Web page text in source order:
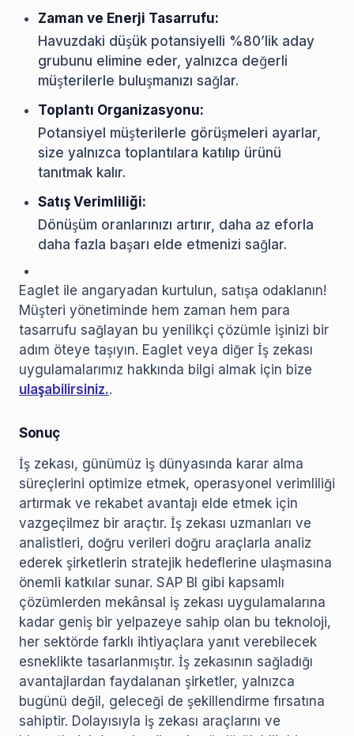
Zaman ve Enerji Tasarrufu:
Havuzdaki düşük potansiyelli %80’lik aday
grubunu elimine eder, yalnızca değerli
müşterilerle buluşmanızı sağlar.
Toplantı Organizasyonu:
Potansiyel müşterilerle görüşmeleri ayarlar,
size yalnızca toplantılara katılıp ürünü
tanıtmak kalır.
Satış Verimliliği:
Dönüşüm oranlarınızı artırır, daha az eforla
daha fazla başarı elde etmenizi sağlar.
Eaglet ile angaryadan kurtulun, satışa odaklanın!
Müşteri yönetiminde hem zaman hem para
tasarrufu sağlayan bu yenilikçi çözümle işinizi bir
adım öteye taşıyın. Eaglet veya diğer İş zekası
uygulamalarımız hakkında bilgi almak için bize
ulaşabilirsiniz..
Sonuç
İş zekası, günümüz iş dünyasında karar alma
süreçlerini optimize etmek, operasyonel verimliliği
artırmak ve rekabet avantajı elde etmek için
vazgeçilmez bir araçtır. İş zekası uzmanları ve
analistleri, doğru verileri doğru araçlarla analiz
ederek şirketlerin stratejik hedeflerine ulaşmasına
önemli katkılar sunar. SAP BI gibi kapsamlı
çözümlerden mekânsal iş zekası uygulamalarına
kadar geniş bir yelpazeye sahip olan bu teknoloji,
her sektörde farklı ihtiyaçlara yanıt verebilecek
esneklikte tasarlanmıştır. İş zekasının sağladığı
avantajlardan faydalanan şirketler, yalnızca
bugünü değil, geleceği de şekillendirme fırsatına
sahiptir. Dolayısıyla iş zekası araçlarını ve